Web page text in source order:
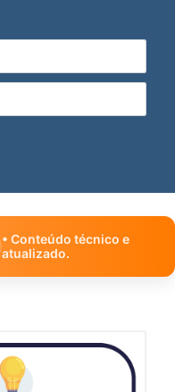
• Conteúdo técnico e
atualizado.